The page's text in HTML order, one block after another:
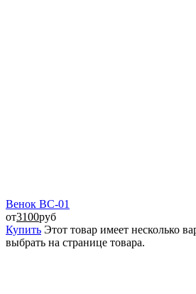
Венок ВС-01
от3100руб
Купить Этот товар имеет несколько
выбрать на странице товара.